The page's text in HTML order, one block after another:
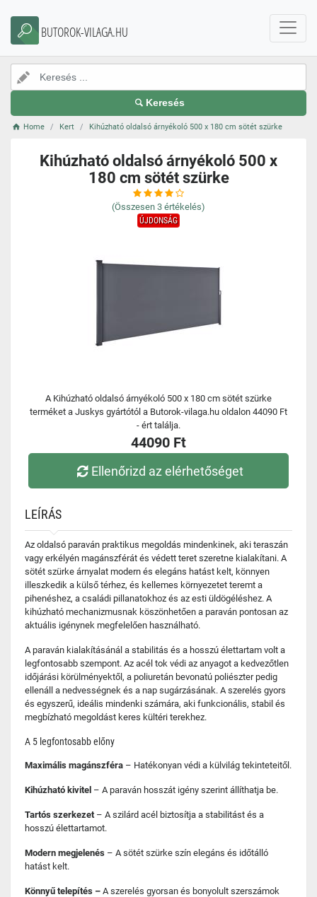
BUTOROK-VILAGA.HU
Keresés
Home Kert Kihúzható oldalsó árnyékoló 500 x 180 cm sötét szürke
Kihúzható oldalsó árnyékoló 500 x
180 cm sötét szürke
(Összesen 3 értékelés)
ÚJDONSÁG
A Kihúzható oldalsó árnyékoló 500 x 180 cm sötét szürke
terméket a Juskys gyártótól a Butorok-vilaga.hu oldalon 44090 Ft
- ért találja.
44090 Ft
Ellenőrizd az elérhetőséget
LEÍRÁS
Az oldalsó paraván praktikus megoldás mindenkinek, aki teraszán
vagy erkélyén magánszférát és védett teret szeretne kialakítani. A
sötét szürke árnyalat modern és elegáns hatást kelt, könnyen
illeszkedik a külső térhez, és kellemes környezetet teremt a
pihenéshez, a családi pillanatokhoz és az esti üldögéléshez. A
kihúzható mechanizmusnak köszönhetően a paraván pontosan az
aktuális igénynek megfelelően használható.
A paraván kialakításánál a stabilitás és a hosszú élettartam volt a
legfontosabb szempont. Az acél tok védi az anyagot a kedvezőtlen
időjárási körülményektől, a poliuretán bevonatú poliészter pedig
ellenáll a nedvességnek és a nap sugárzásának. A szerelés gyors
és egyszerű, ideális mindenki számára, aki funkcionális, stabil és
megbízható megoldást keres kültéri terekhez.
A 5 legfontosabb előny
Maximális magánszféra – Hatékonyan védi a külvilág tekinteteitől.
Kihúzható kivitel – A paraván hosszát igény szerint állíthatja be.
Tartós szerkezet– A szilárd acél biztosítja a stabilitást és a
hosszú élettartamot.
Modern megjelenés – A sötét szürke szín elegáns és időtálló
hatást kelt.
Könnyű telepítés – A szerelés gyorsan és bonyolult szerszámok